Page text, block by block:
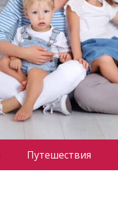
Путешествия